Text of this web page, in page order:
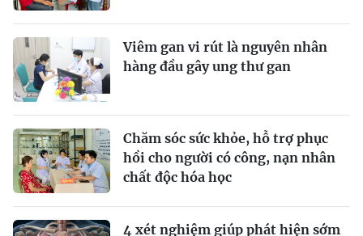
Viêm gan vi rút là nguyên nhân
hàng đầu gây ung thư gan
Chăm sóc sức khỏe, hỗ trợ phục
hồi cho người có công, nạn nhân
chất độc hóa học
4 xét nghiệm giúp phát hiện sớm